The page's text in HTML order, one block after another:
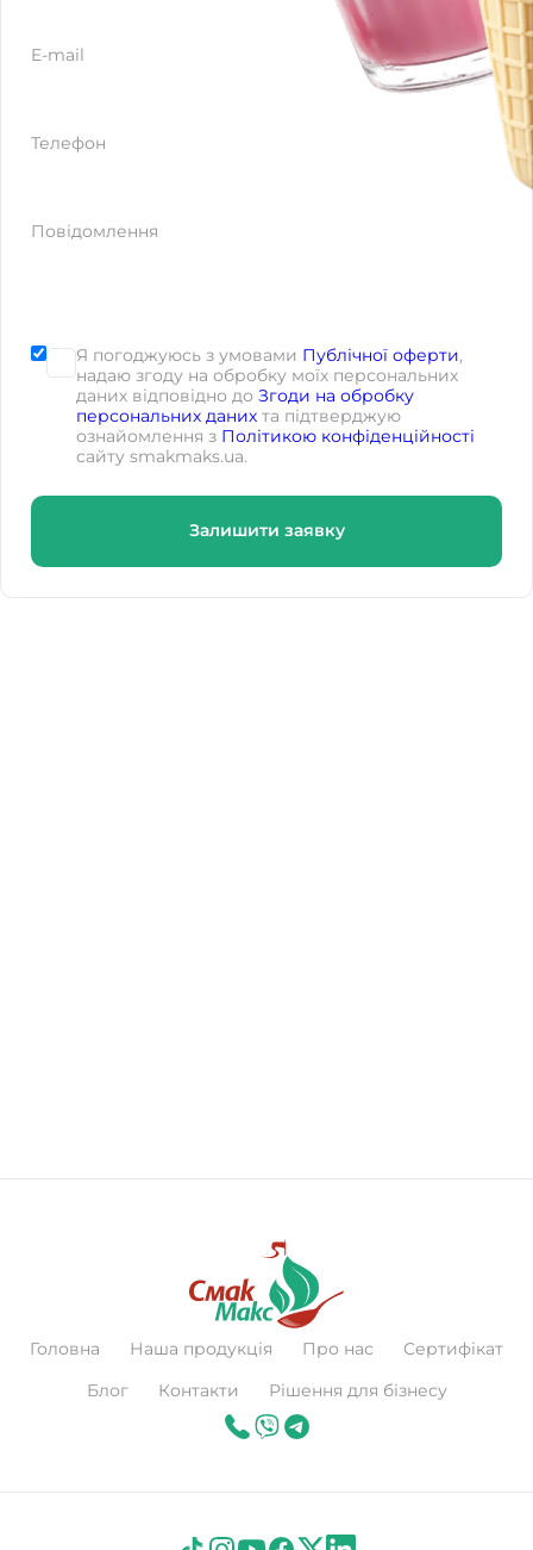
E-mail
Телефон
Повідомлення
Я погоджуюсь з умовами Публічної оферти,
надаю згоду на обробку моїх персональних
даних відповідно до Згоди на обробку
персональних даних та підтверджую
ознайомлення з Політикою конфіденційності
сайту smakmaks.ua.
Залишити заявку
Головна Наша продукція Про нас
Сертифікат
Блог
Контакти Рішення для бізнесу